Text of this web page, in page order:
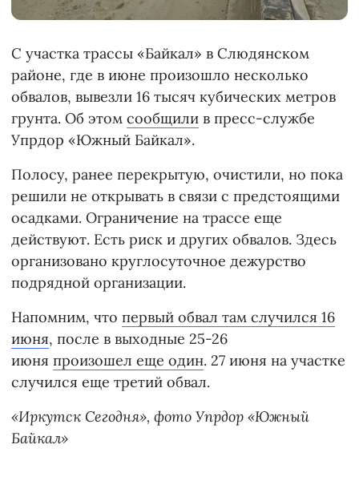
С участка трассы «Байкал» в Слюдянском
районе, где в июне произошло несколько
обвалов, вывезли 16 тысяч кубических метров
грунта. Об этом сообщили в пресс-службе
Упрдор «Южный Байкал».
Полосу, ранее перекрытую, очистили, но пока
решили не открывать в связи с предстоящими
осадками. Ограничение на трассе еще
действуют. Есть риск и других обвалов. Здесь
организовано круглосуточное дежурство
подрядной организации.
Напомним, что первый обвал там случился 16
июня, после в выходные 25-26
июня произошел еще один. 27 июня на участке
случился еще третий обвал.
«Иркутск Сегодня», фото Упрдор «Южный
Байкал»